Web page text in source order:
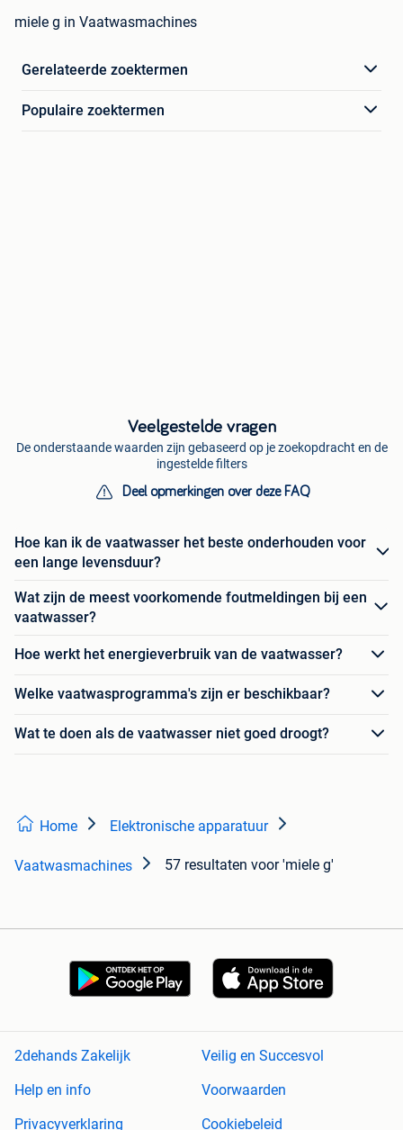
miele g in Vaatwasmachines
Gerelateerde zoektermen
Populaire zoektermen
Veelgestelde vragen
De onderstaande waarden zijn gebaseerd op je zoekopdracht en de
ingestelde filters
Deel opmerkingen over deze FAQ
Hoe kan ik de vaatwasser het beste onderhouden voor
een lange levensduur?
Wat zijn de meest voorkomende foutmeldingen bij een
vaatwasser?
Hoe werkt het energieverbruik van de vaatwasser?
Welke vaatwasprogramma's zijn er beschikbaar?
Wat te doen als de vaatwasser niet goed droogt?
Home Elektronische apparatuur
Vaatwasmachines 57 resultaten voor 'miele g'
2dehands Zakelijk
Veilig en Succesvol
Help en info
Voorwaarden
Privacyverklaring
Cookiebeleid